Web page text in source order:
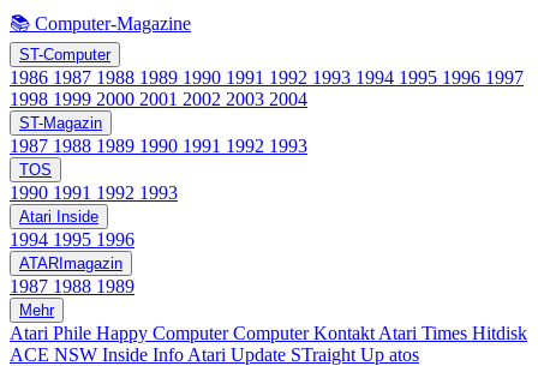
📚 Computer-Magazine
ST-Computer
1986 1987 1988 1989 1990 1991 1992 1993 1994 1995 1996 1997
1998 1999 2000 2001 2002 2003 2004
ST-Magazin
1987 1988 1989 1990 1991 1992 1993
TOS
1990 1991 1992 1993
Atari Inside
1994 1995 1996
ATARImagazin
1987 1988 1989
Mehr
Atari Phile Happy ComputerComputer Kontakt Atari Times Hitdisk
ACE NSW Inside Info Atari Update STraight Up atos